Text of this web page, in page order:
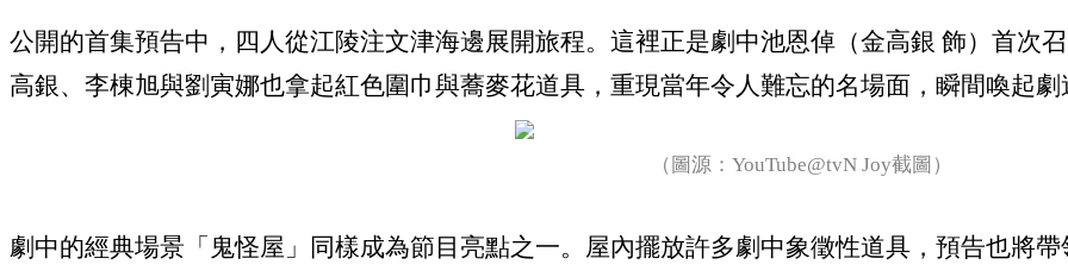
公開的首集預告中，四人從江陵注文津海邊展開旅程。這裡正是劇中池恩倬（金高銀 飾）首次
高銀、李棟旭與劉寅娜也拿起紅色圍巾與蕎麥花道具，重現當年令人難忘的名場面，瞬間喚起劇
（圖源：YouTube@tvN Joy截圖）
劇中的經典場景「鬼怪屋」同樣成為節目亮點之一。屋內擺放許多劇中象徵性道具，預告也將